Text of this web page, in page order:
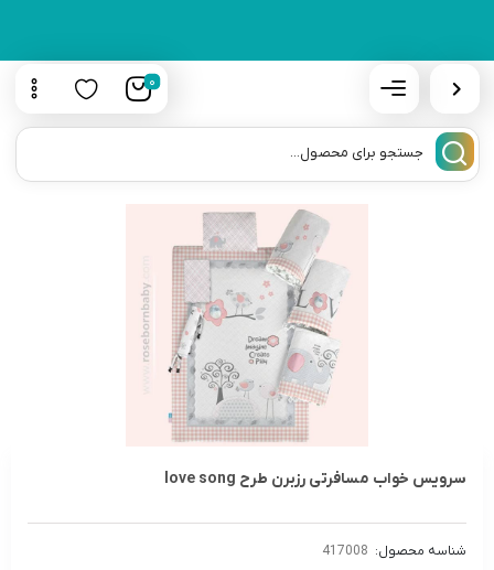
0
سرویس خواب مسافرتی رزبرن طرح love song
شناسه محصول: 417008